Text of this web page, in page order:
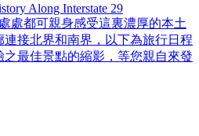
Along Interstate 29
處都可親身感受這裏濃厚的本土
接北界和南界，以下為旅行日程
最佳景點的縮影，等您親自來發